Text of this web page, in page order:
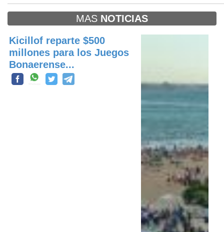
MAS NOTICIAS
Kicillof reparte $500
millones para los Juegos
Bonaerense...